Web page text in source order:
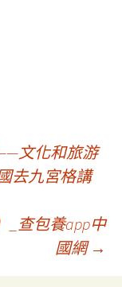
文化和旅游
去九宮格講
_查包養app中
國網 →